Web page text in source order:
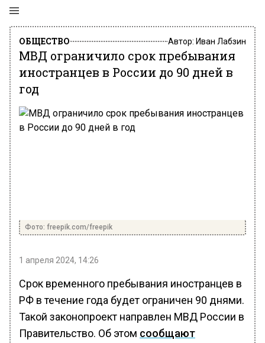
ОБЩЕСТВО Автор: Иван Лабзин
МВД ограничило срок пребывания
иностранцев в России до 90 дней в
год
Фото: freepik.com/freepik
1 апреля 2024, 14:26
Срок временного пребывания иностранцев в
РФ в течение года будет ограничен 90 днями.
Такой законопроект направлен МВД России в
Правительство. Об этом сообщают